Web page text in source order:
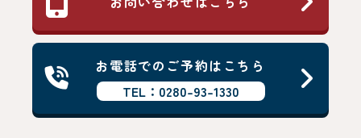
お電話でのご予約はこちら
TEL：0280-93-1330